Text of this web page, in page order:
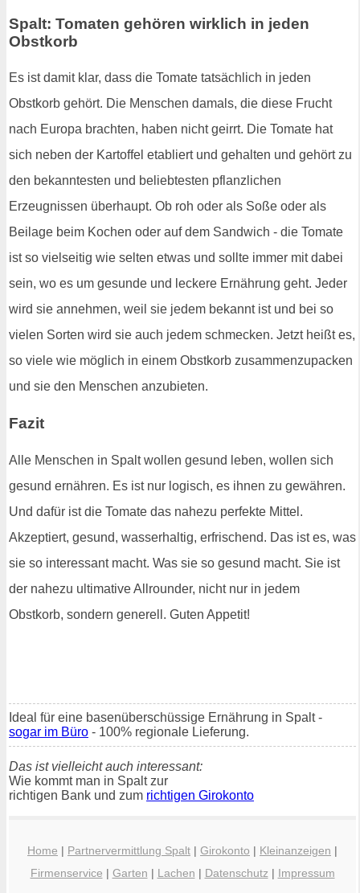
Spalt: Tomaten gehören wirklich in jeden
Obstkorb
Es ist damit klar, dass die Tomate tatsächlich in jeden
Obstkorb gehört. Die Menschen damals, die diese Frucht
nach Europa brachten, haben nicht geirrt. Die Tomate hat
sich neben der Kartoffel etabliert und gehalten und gehört zu
den bekanntesten und beliebtesten pflanzlichen
Erzeugnissen überhaupt. Ob roh oder als Soße oder als
Beilage beim Kochen oder auf dem Sandwich - die Tomate
ist so vielseitig wie selten etwas und sollte immer mit dabei
sein, wo es um gesunde und leckere Ernährung geht. Jeder
wird sie annehmen, weil sie jedem bekannt ist und bei so
vielen Sorten wird sie auch jedem schmecken. Jetzt heißt es,
so viele wie möglich in einem Obstkorb zusammenzupacken
und sie den Menschen anzubieten.
Fazit
Alle Menschen in Spalt wollen gesund leben, wollen sich
gesund ernähren. Es ist nur logisch, es ihnen zu gewähren.
Und dafür ist die Tomate das nahezu perfekte Mittel.
Akzeptiert, gesund, wasserhaltig, erfrischend. Das ist es, was
sie so interessant macht. Was sie so gesund macht. Sie ist
der nahezu ultimative Allrounder, nicht nur in jedem
Obstkorb, sondern generell. Guten Appetit!
Ideal für eine basenüberschüssige Ernährung in Spalt -
sogar im Büro - 100% regionale Lieferung.
Das ist vielleicht auch interessant:
Wie kommt man in Spalt zur
richtigen Bank und zum richtigen Girokonto
Home | Partnervermittlung Spalt | Girokonto | Kleinanzeigen |
Firmenservice | Garten | Lachen | Datenschutz| Impressum